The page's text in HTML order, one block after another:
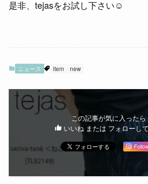
是非、tejasをお試し下さい☺
ニュース item new
この記事が気に入ったら
いいね または フォローし